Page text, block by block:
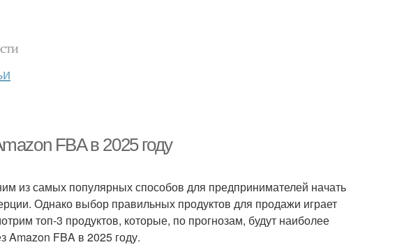
FBA в 2025 году
из самых популярных способов для предпринимателей начать
Однако выбор правильных продуктов для продажи играет
топ-3 продуктов, которые, по прогнозам, будут наиболее
FBA в 2025 году.